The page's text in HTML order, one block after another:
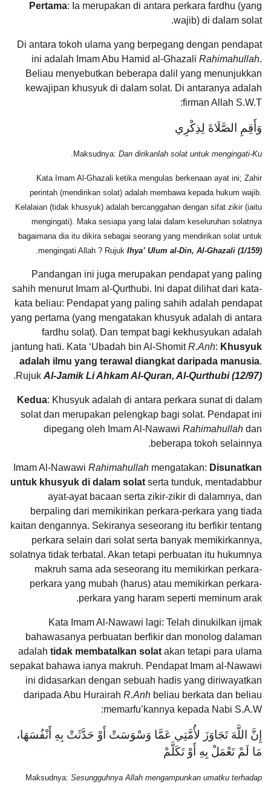
Pertama: Ia merupakan di antara perkara fardhu (yang
wajib) di dalam solat.
Di antara tokoh ulama yang berpegang dengan pendapat
ini adalah Imam Abu Hamid al-Ghazali Rahimahullah.
Beliau menyebutkan beberapa dalil yang menunjukkan
kewajipan khusyuk di dalam solat. Di antaranya adalah
firman Allah S.W.T:
وَأَقِمِ الصَّلَاةَ لِذِكْرِي
Maksudnya: Dan dirikanlah solat untuk mengingati-Ku
.
Kata Imam Al-Ghazali ketika mengulas berkenaan ayat ini; Zahir
perintah (mendirikan solat) adalah membawa kepada hukum wajib.
Kelalaian (tidak khusyuk) adalah bercanggahan dengan sifat zikir (iaitu
mengingati). Maka sesiapa yang lalai dalam keseluruhan solatnya
bagaimana dia itu dikira sebagai seorang yang mendirikan solat untuk
mengingati Allah ? Rujuk Ihya’ Ulum al-Din, Al-Ghazali (1/159)
.
Pandangan ini juga merupakan pendapat yang paling
sahih menurut Imam al-Qurthubi. Ini dapat dilihat dari kata-
kata beliau: Pendapat yang paling sahih adalah pendapat
yang pertama (yang mengatakan khusyuk adalah di antara
fardhu solat). Dan tempat bagi kekhusyukan adalah
jantung hati. Kata ‘Ubadah bin Al-ShomitR.Anh: Khusyuk
adalah ilmu yang terawal diangkat daripada manusia.
RujukAl-Jamik Li Ahkam Al-Quran, Al-Qurthubi (12/97)
.
Kedua: Khusyuk adalah di antara perkara sunat di dalam
solat dan merupakan pelengkap bagi solat. Pendapat ini
dipegang oleh Imam Al-Nawawi Rahimahullah dan
beberapa tokoh selainnya.
Imam Al-Nawawi Rahimahullah mengatakan: Disunatkan
untuk khusyuk di dalam solatserta tunduk, mentadabbur
ayat-ayat bacaan serta zikir-zikir di dalamnya, dan
berpaling dari memikirikan perkara-perkara yang tiada
kaitan dengannya. Sekiranya seseorang itu berfikir tentang
perkara selain dari solat serta banyak memikirkannya,
solatnya tidak terbatal. Akan tetapi perbuatan itu hukumnya
makruh sama ada seseorang itu memikirkan perkara-
perkara yang mubah (harus) atau memikirkan perkara-
perkara yang haram seperti meminum arak.
Kata Imam Al-Nawawi lagi: Telah dinukilkan ijmak
bahawasanya perbuatan berfikir dan monolog dalaman
adalah tidak membatalkan solatakan tetapi para ulama
sepakat bahawa ianya makruh. Pendapat Imam al-Nawawi
ini didasarkan dengan sebuah hadis yang diriwayatkan
daripada Abu Hurairah R.Anh beliau berkata dan beliau
memarfu’kannya kepada Nabi S.A.W:
إِنَّ اللَّهَ تَجَاوَزَ لأُمَّتِي عَمَّا وَسْوَسَتْ أَوْ حَدَّثَتْ بِهِ أَنْفُسَهَا،
مَا لَمْ تَعْمَلْ بِهِ أَوْ تَكَلَّمْ
Maksudnya: Sesungguhnya Allah mengampunkan umatku terhadap